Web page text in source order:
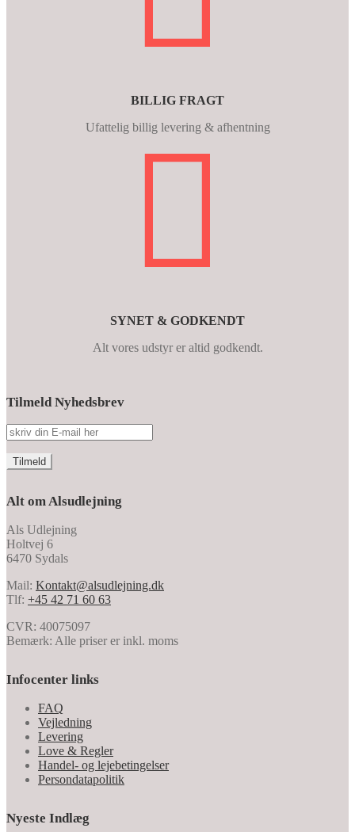
BILLIG FRAGT
Ufattelig billig levering & afhentning
SYNET & GODKENDT
Alt vores udstyr er altid godkendt.
Tilmeld Nyhedsbrev
Alt om Alsudlejning
Als Udlejning
Holtvej 6
6470 Sydals
Mail: Kontakt@alsudlejning.dk
Tlf: +45 42 71 60 63
CVR: 40075097
Bemærk: Alle priser er inkl. moms
Infocenter links
FAQ
Vejledning
Levering
Love & Regler
Handel- og lejebetingelser
Persondatapolitik
Nyeste Indlæg